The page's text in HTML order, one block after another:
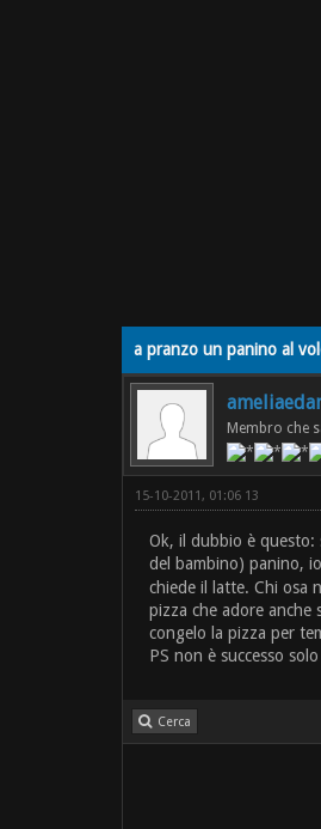
a pranzo un panino al
Membro che
15-10-2011, 01:06 13
Ok, il dubbio è questo:
del bambino) panino,
chiede il latte. Chi osa
pizza che adore
congelo la pizza per
PS non è successo
Cerca